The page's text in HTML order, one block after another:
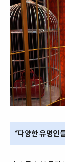
“다양한 유명인